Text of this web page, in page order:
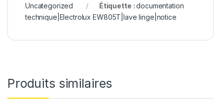
Uncategorized
Étiquette :documentation
technique|Electrolux EW805T|lave linge|notice
Produits similaires